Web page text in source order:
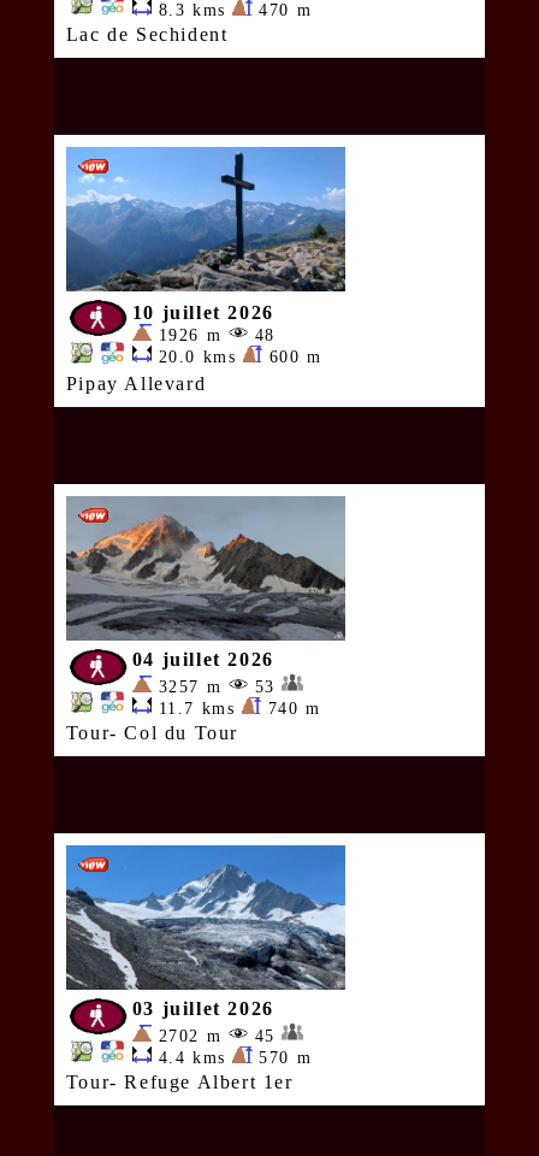
8.3 kms 470 m
Lac de Sechident
10 juillet 2026
1926 m
48
20.0 kms
600 m
Pipay Allevard
04 juillet 2026
3257 m
53
11.7 kms
740 m
Tour- Col du Tour
03 juillet 2026
2702 m
45
4.4 kms
570 m
Tour- Refuge Albert 1er